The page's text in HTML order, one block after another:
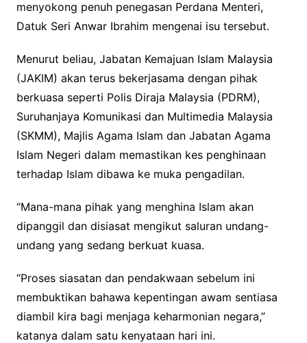
menyokong penuh penegasan Perdana Menteri,
Datuk Seri Anwar Ibrahim mengenai isu tersebut.
Menurut beliau, Jabatan Kemajuan Islam Malaysia
(JAKIM) akan terus bekerjasama dengan pihak
berkuasa seperti Polis Diraja Malaysia (PDRM),
Suruhanjaya Komunikasi dan Multimedia Malaysia
(SKMM), Majlis Agama Islam dan Jabatan Agama
Islam Negeri dalam memastikan kes penghinaan
terhadap Islam dibawa ke muka pengadilan.
“Mana-mana pihak yang menghina Islam akan
dipanggil dan disiasat mengikut saluran undang-
undang yang sedang berkuat kuasa.
“Proses siasatan dan pendakwaan sebelum ini
membuktikan bahawa kepentingan awam sentiasa
diambil kira bagi menjaga keharmonian negara,”
katanya dalam satu kenyataan hari ini.